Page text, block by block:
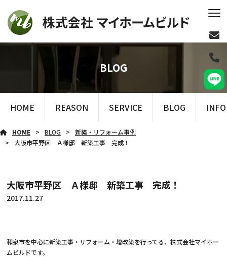
BLOG
HOME REASON SERVICE BLOG
HOME BLOG
新築・リフォーム事例
大阪市平野区 Ａ様邸 新築工事 完成！
大阪市平野区 Ａ様邸 新築工事 完成！
2017.11.27
和泉市を中心に新築工事・リフォーム・増改築を行ってる、株式会社マイホー
ムビルドです。